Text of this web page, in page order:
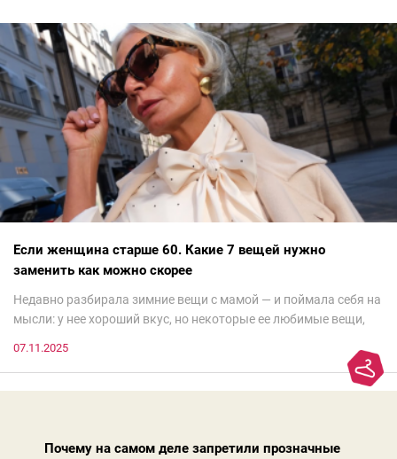
Если женщина старше 60. Какие 7 вещей нужно
заменить как можно скорее
Недавно разбирала зимние вещи с мамой — и поймала себя на
мысли: у нее хороший вкус, но некоторые ее любимые вещи,
моды. Вовсе нет.Проблема в том, что сама мода сделала шаг
07.11.2025
Почему на самом деле запретили прозначные